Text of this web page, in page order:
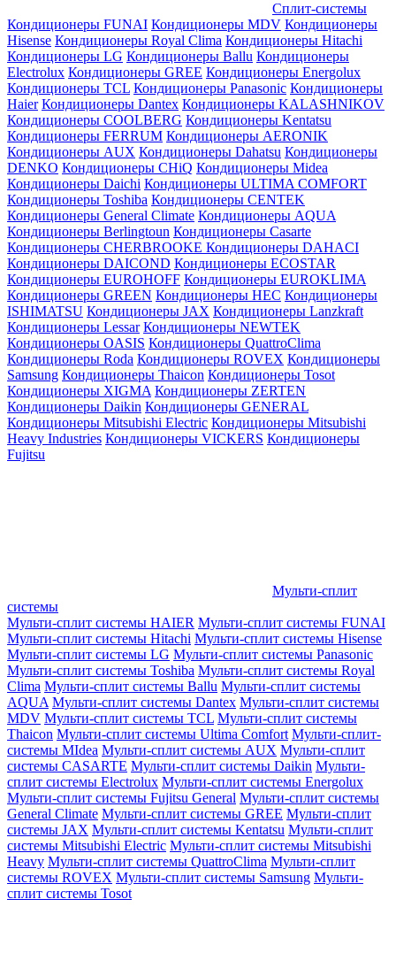
Сплит-системы
Кондиционеры FUNAI Кондиционеры MDV Кондиционеры
Hisense Кондиционеры Royal Clima Кондиционеры Hitachi
Кондиционеры LG Кондиционеры Ballu Кондиционеры
Electrolux Кондиционеры GREE Кондиционеры Energolux
Кондиционеры TCL Кондиционеры Panasonic Кондиционеры
Haier Кондиционеры Dantex Кондиционеры KALASHNIKOV
Кондиционеры СOOLBERG Кондиционеры Kentatsu
Кондиционеры FERRUM Кондиционеры AERONIK
Кондиционеры AUX Кондиционеры Dahatsu Кондиционеры
DENKO Кондиционеры CHiQ Кондиционеры Midea
Кондиционеры Daichi Кондиционеры ULTIMA COMFORT
Кондиционеры Toshiba Кондиционеры CENTEK
Кондиционеры General Climate Кондиционеры AQUA
Кондиционеры Berlingtoun Кондиционеры Casarte
Кондиционеры CHERBROOKE Кондиционеры DAHACI
Кондиционеры DAICOND Кондиционеры ECOSTAR
Кондиционеры EUROHOFF Кондиционеры EUROKLIMA
Кондиционеры GREEN Кондиционеры HEC Кондиционеры
ISHIMATSU Кондиционеры JAX Кондиционеры Lanzkraft
Кондиционеры Lessar Кондиционеры NEWTEK
Кондиционеры OASIS Кондиционеры QuattroClima
Кондиционеры Roda Кондиционеры ROVEX Кондиционеры
Samsung Кондиционеры Thaicon Кондиционеры Tosot
Кондиционеры XIGMA Кондиционеры ZERTEN
Кондиционеры Daikin Кондиционеры GENERAL
Кондиционеры Mitsubishi Electric Кондиционеры Mitsubishi
Heavy Industries Кондиционеры VICKERS Кондиционеры
Fujitsu
Мульти-сплит
системы
Мульти-сплит системы HAIER Мульти-сплит системы FUNAI
Мульти-сплит системы Hitachi Мульти-сплит системы Hisense
Мульти-сплит системы LG Мульти-сплит системы Panasonic
Мульти-сплит системы Toshiba Мульти-сплит системы Royal
Clima Мульти-сплит системы Ballu Мульти-сплит системы
AQUA Мульти-сплит системы Dantex Мульти-сплит системы
MDV Мульти-сплит системы TCL Мульти-сплит системы
Thaicon Мульти-сплит системы Ultima Comfort Мульти-сплит-
системы MIdea Мульти-сплит системы AUX Мульти-сплит
системы CASARTE Мульти-сплит системы Daikin Мульти-
сплит системы Electrolux Мульти-сплит системы Energolux
Мульти-сплит системы Fujitsu General Мульти-сплит системы
General Climate Мульти-сплит системы GREE Мульти-сплит
системы JAX Мульти-сплит системы Kentatsu Мульти-сплит
системы Mitsubishi Electric Мульти-сплит системы Mitsubishi
Heavy Мульти-сплит системы QuattroClima Мульти-сплит
системы ROVEX Мульти-сплит системы Samsung Мульти-
сплит системы Tosot